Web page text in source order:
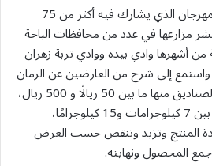
وتجول الحضور على أركان المهرجان الذي يشارك فيه أكثر من 75
مزارعها في عدد من محافظات الباحة
من أشهرها وادي بيده ووادي تربة زهران
واستمع إلى شرح من العارضين عن الرمان
وأسعاره التي تراوح كميات الصناديق منها ما بين 50 ريالًا و 500 ريال،
بينما حجم العبوات يراوح ما بين 7 كيلوجرامات و15 كيلوجرامًا،
المنتج وتزيد وتنقص حسب العرض
المحصول ونهايته.